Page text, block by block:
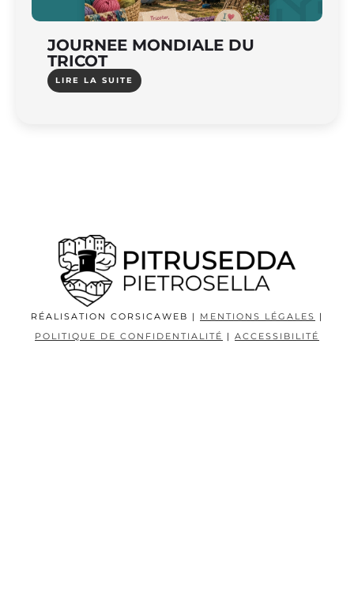
JOURNEE MONDIALE DU
TRICOT
LIRE LA SUITE
RÉALISATION CORSICAWEB | MENTIONS LÉGALES |
POLITIQUE DE CONFIDENTIALITÉ | ACCESSIBILITÉ